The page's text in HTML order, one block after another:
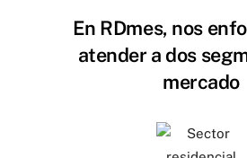
En RDmes, nos
atender a dos
mercado